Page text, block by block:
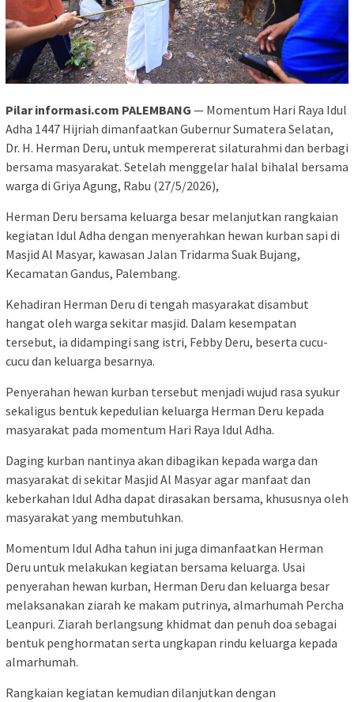
Pilar informasi.com PALEMBANG — Momentum Hari Raya Idul
Adha 1447 Hijriah dimanfaatkan Gubernur Sumatera Selatan,
Dr. H. Herman Deru, untuk mempererat silaturahmi dan berbagi
bersama masyarakat. Setelah menggelar halal bihalal bersama
warga di Griya Agung, Rabu (27/5/2026),
Herman Deru bersama keluarga besar melanjutkan rangkaian
kegiatan Idul Adha dengan menyerahkan hewan kurban sapi di
Masjid Al Masyar, kawasan Jalan Tridarma Suak Bujang,
Kecamatan Gandus, Palembang.
Kehadiran Herman Deru di tengah masyarakat disambut
hangat oleh warga sekitar masjid. Dalam kesempatan
tersebut, ia didampingi sang istri, Febby Deru, beserta cucu-
cucu dan keluarga besarnya.
Penyerahan hewan kurban tersebut menjadi wujud rasa syukur
sekaligus bentuk kepedulian keluarga Herman Deru kepada
masyarakat pada momentum Hari Raya Idul Adha.
Daging kurban nantinya akan dibagikan kepada warga dan
masyarakat di sekitar Masjid Al Masyar agar manfaat dan
keberkahan Idul Adha dapat dirasakan bersama, khususnya oleh
masyarakat yang membutuhkan.
Momentum Idul Adha tahun ini juga dimanfaatkan Herman
Deru untuk melakukan kegiatan bersama keluarga. Usai
penyerahan hewan kurban, Herman Deru dan keluarga besar
melaksanakan ziarah ke makam putrinya, almarhumah Percha
Leanpuri. Ziarah berlangsung khidmat dan penuh doa sebagai
bentuk penghormatan serta ungkapan rindu keluarga kepada
almarhumah.
Rangkaian kegiatan kemudian dilanjutkan dengan